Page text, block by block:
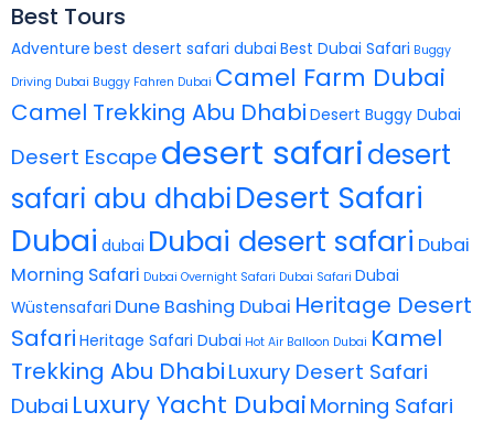
Best Tours
Adventure best desert safari dubai Best Dubai Safari Buggy
Driving Dubai Buggy Fahren Dubai Camel Farm Dubai
Camel Trekking Abu Dhabi Desert Buggy Dubai
Desert Escape desert safaridesert
safari abu dhabiDesert Safari
Dubai dubai Dubai desert safari Dubai
Morning Safari Dubai Overnight Safari Dubai Safari Dubai
Wüstensafari Dune Bashing Dubai Heritage Desert
Safari Heritage Safari Dubai Hot Air Balloon Dubai Kamel
Trekking Abu Dhabi Luxury Desert Safari
Dubai Luxury Yacht Dubai Morning Safari